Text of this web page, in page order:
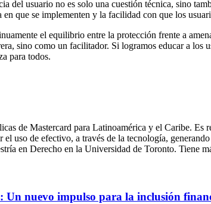
del usuario no es solo una cuestión técnica, sino
que se implementen y la facilidad con que los
el equilibrio entre la protección frente a
sino como un facilitador. Si logramos educar a
para todos.
de Mastercard para Latinoamérica y el Caribe. Es
uso de efectivo, a través de la tecnología,
en Derecho en la Universidad de Toronto. Tiene
nuevo impulso para la inclusión